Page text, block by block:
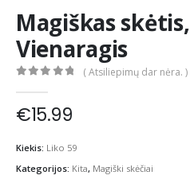
Magiškas skėtis,
Vienaragis
( Atsiliepimų dar nėra. )
€15.99
Kiekis: Liko 59
Kategorijos: Kita, Magiški skėčiai